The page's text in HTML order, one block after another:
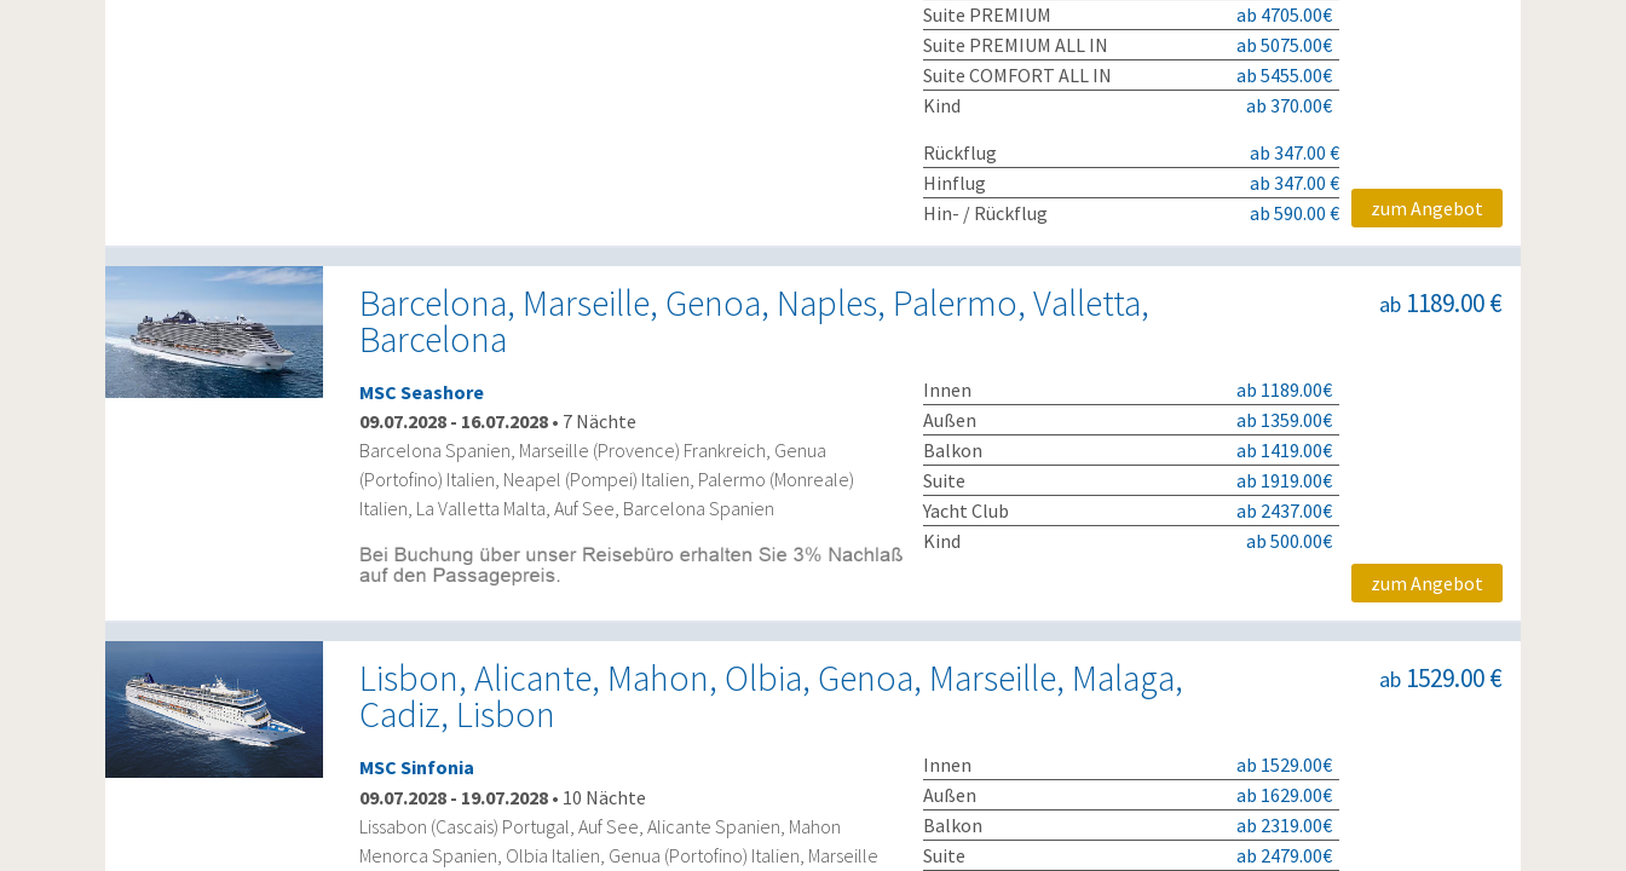
Suite PREMIUM
ab 4705.00€
Suite PREMIUM ALL IN
ab 5075.00€
Suite COMFORT ALL IN
ab 5455.00€
Kind
ab 370.00€
Rückflug
ab 347.00 €
Hinflug
ab 347.00 €
Hin- / Rückflug
ab 590.00 € zum Angebot
Barcelona, Marseille, Genoa, Naples, Palermo, Valletta,
Barcelona
ab 1189.00 €
MSC Seashore
09.07.2028 - 16.07.2028 • 7 Nächte
Barcelona Spanien, Marseille (Provence) Frankreich, Genua
(Portofino) Italien, Neapel (Pompei) Italien, Palermo (Monreale)
Italien, La Valletta Malta, Auf See, Barcelona Spanien
Innen
ab 1189.00€
Außen
ab 1359.00€
Balkon
ab 1419.00€
Suite
ab 1919.00€
Yacht Club
ab 2437.00€
Kind
ab 500.00€
zum Angebot
Lisbon, Alicante, Mahon, Olbia, Genoa, Marseille, Malaga,
Cadiz, Lisbon
ab 1529.00 €
MSC Sinfonia
09.07.2028 - 19.07.2028 • 10 Nächte
Lissabon (Cascais) Portugal, Auf See, Alicante Spanien, Mahon
Menorca Spanien, Olbia Italien, Genua (Portofino) Italien, Marseille
Innen
ab 1529.00€
Außen
ab 1629.00€
Balkon
ab 2319.00€
Suite
ab 2479.00€